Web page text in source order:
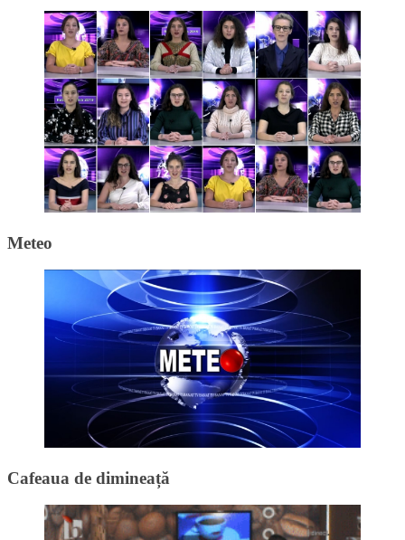
Meteo
Cafeaua de dimineață